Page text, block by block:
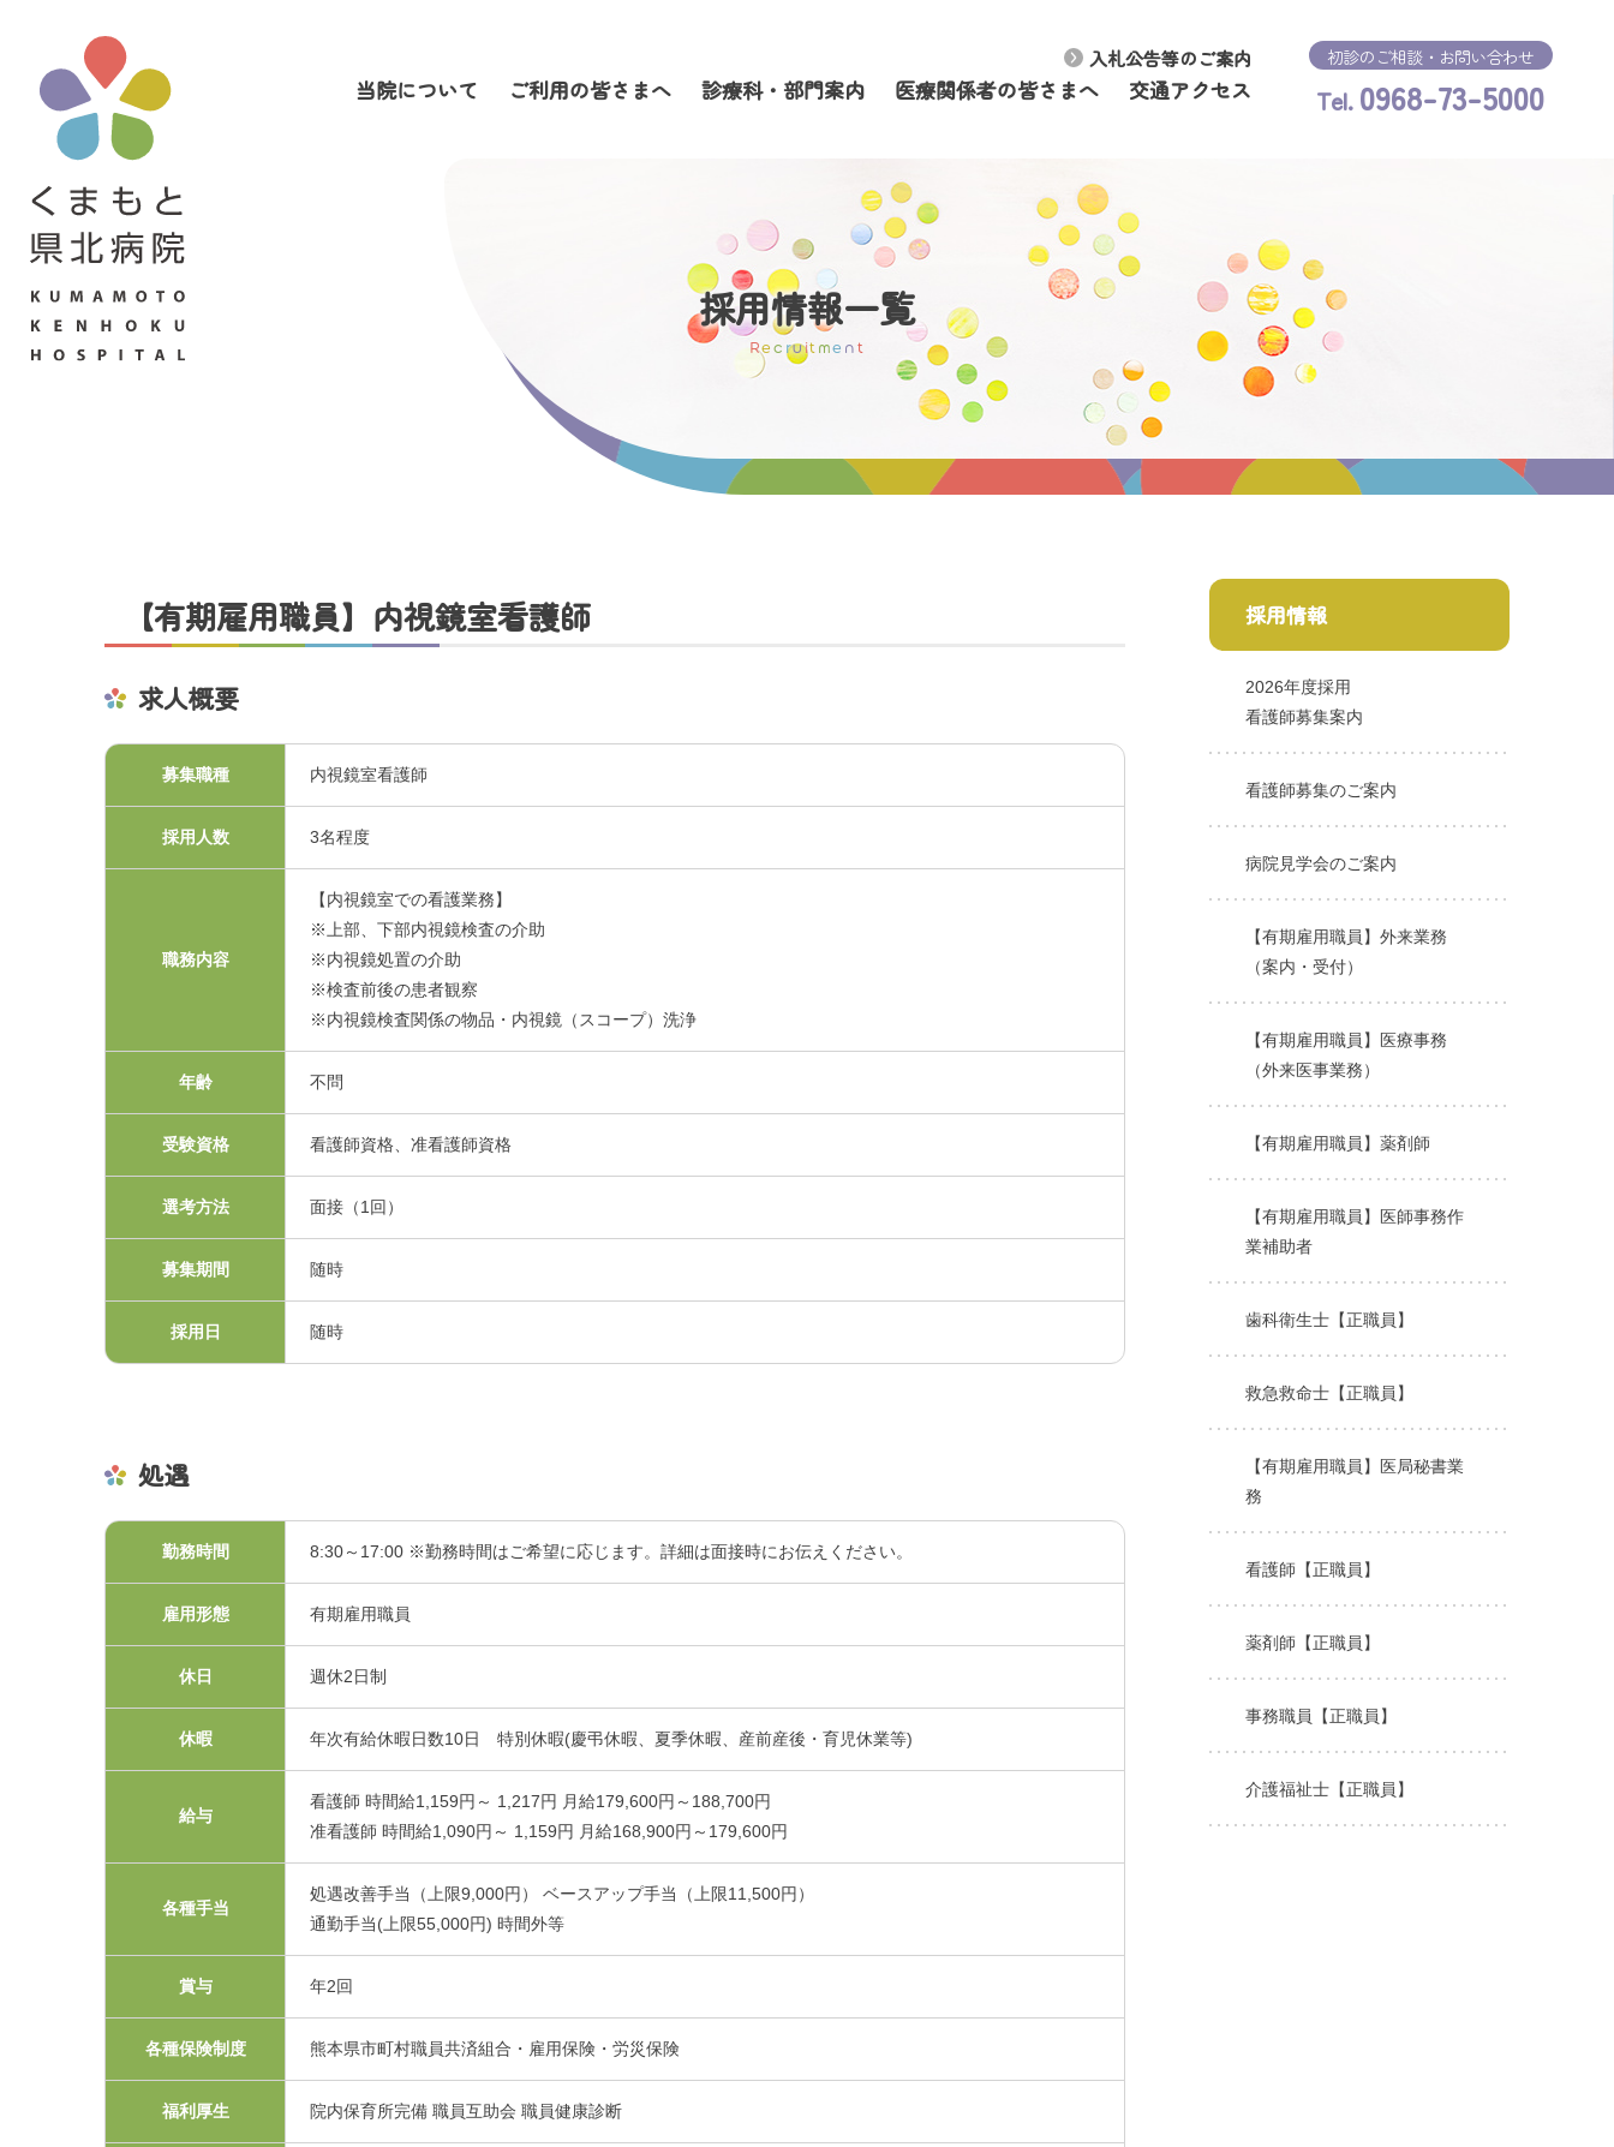
入札公告等のご案内
当院について ご利用の皆さまへ 診療科・部門案内 医療関係者の皆さまへ 交通アクセス
初診のご相談・お問い合わせ
Tel. 0968-73-5000
採用情報一覧
Rec ruitme nt
【有期雇用職員】内視鏡室看護師
求人概要
募集職種 内視鏡室看護師
採用人数 3名程度
職務内容
【内視鏡室での看護業務】
※上部、下部内視鏡検査の介助
※内視鏡処置の介助
※検査前後の患者観察
※内視鏡検査関係の物品・内視鏡（スコープ）洗浄
年齢 不問
受験資格 看護師資格、准看護師資格
選考方法 面接（1回）
募集期間 随時
採用日 随時
処遇
勤務時間 8:30～17:00 ※勤務時間はご希望に応じます。詳細は面接時にお伝えください。
雇用形態 有期雇用職員
休日 週休2日制
休暇 年次有給休暇日数10日 特別休暇(慶弔休暇、夏季休暇、産前産後・育児休業等)
給与
看護師 時間給1,159円～ 1,217円 月給179,600円～188,700円
准看護師 時間給1,090円～ 1,159円 月給168,900円～179,600円
各種手当
処遇改善手当（上限9,000円） ベースアップ手当（上限11,500円）
通勤手当(上限55,000円) 時間外等
賞与 年2回
各種保険制度 熊本県市町村職員共済組合・雇用保険・労災保険
福利厚生 院内保育所完備 職員互助会 職員健康診断
採用情報
2026年度採用
看護師募集案内
看護師募集のご案内
病院見学会のご案内
【有期雇用職員】外来業務
（案内・受付）
【有期雇用職員】医療事務
（外来医事業務）
【有期雇用職員】薬剤師
【有期雇用職員】医師事務作
業補助者
歯科衛生士【正職員】
救急救命士【正職員】
【有期雇用職員】医局秘書業
務
看護師【正職員】
薬剤師【正職員】
事務職員【正職員】
介護福祉士【正職員】
当院について
ご利用の皆さまへ
お問い合わせ
プライバシーポリシー